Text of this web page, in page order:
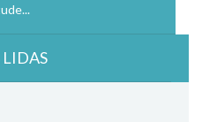
LIDAS